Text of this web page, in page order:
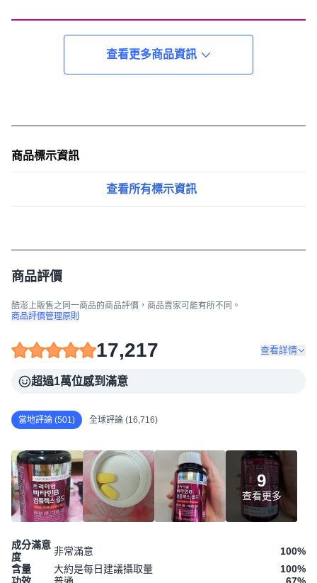
查看更多商品資訊
商品標示資訊
查看所有標示資訊
商品評價
酷澎上販售之同一商品的商品評價，商品賣家可能有所不同。
商品評價管理原則
17,217 查看詳情
超過1萬位感到滿意
當地評論 (501) 全球評論 (16,716)
9
查看更多
成分滿意
度
非常滿意 100%
含量
大約是每日建議攝取量 100%